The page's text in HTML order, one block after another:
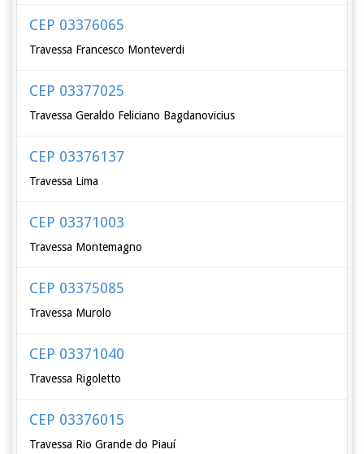
CEP 03376065
Travessa Francesco Monteverdi
CEP 03377025
Travessa Geraldo Feliciano Bagdanovicius
CEP 03376137
Travessa Lima
CEP 03371003
Travessa Montemagno
CEP 03375085
Travessa Murolo
CEP 03371040
Travessa Rigoletto
CEP 03376015
Travessa Rio Grande do Piauí